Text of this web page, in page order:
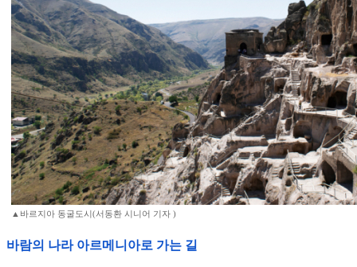
▲바르지아 동굴도시(서동환 시니어 기자 )
바람의 나라 아르메니아로 가는 길